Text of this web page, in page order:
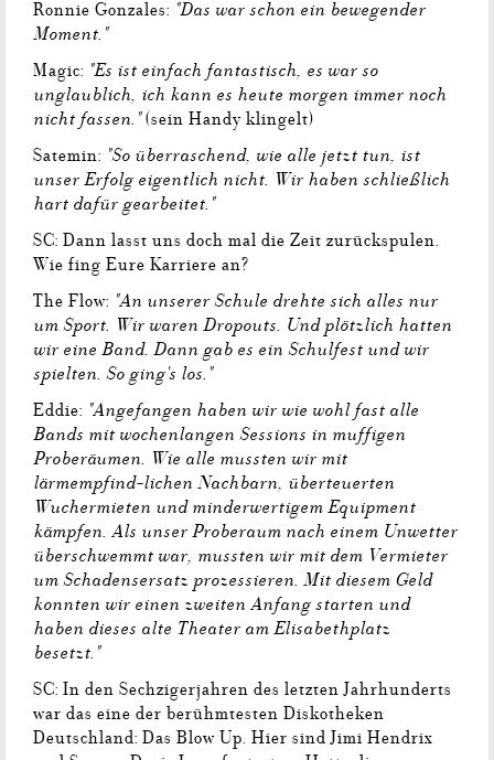
Ronnie Gonzales: "Das war schon ein bewegender
Moment."
Magic: "Es ist einfach fantastisch, es war so
unglaublich, ich kann es heute morgen immer noch
nicht fassen."(sein Handy klingelt)
Satemin: "So überraschend, wie alle jetzt tun, ist
unser Erfolg eigentlich nicht. Wir haben schließlich
hart dafür gearbeitet."
SC: Dann lasst uns doch mal die Zeit zurückspulen.
Wie fing Eure Karriere an?
The Flow: "An unserer Schule drehte sich alles nur
um Sport. Wir waren Dropouts. Und plötzlich hatten
wir eine Band. Dann gab es ein Schulfest und wir
spielten. So ging's los."
Eddie: "Angefangen haben wir wie wohl fast alle
Bands mit wochenlangen Sessions in muffigen
Proberäumen. Wie alle mussten wir mit
lärmempfind-lichen Nachbarn, überteuerten
Wuchermieten und minderwertigem Equipment
kämpfen. Als unser Proberaum nach einem Unwetter
überschwemmt war, mussten wir mit dem Vermieter
um Schadensersatz prozessieren. Mit diesem Geld
konnten wir einen zweiten Anfang starten und
haben dieses alte Theater am Elisabethplatz
besetzt."
SC: In den Sechzigerjahren des letzten Jahrhunderts
war das eine der berühmtesten Diskotheken
Deutschland: Das Blow Up. Hier sind Jimi Hendrix